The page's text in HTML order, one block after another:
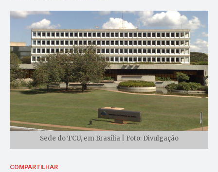
Sede do TCU, em Brasília | Foto: Divulgação
COMPARTILHAR